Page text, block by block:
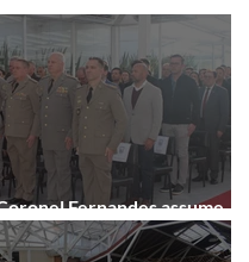
Fernandes assume
41º BPM em Gramado